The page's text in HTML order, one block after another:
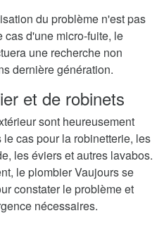
du problème n'est pas
cas d'une micro-fuite, le
une recherche non
dernière génération.
et de robinets
sont heureusement
cas pour la robinetterie, les
les éviers et autres lavabos.
le plombier Vaujours se
constater le problème et
nécessaires.